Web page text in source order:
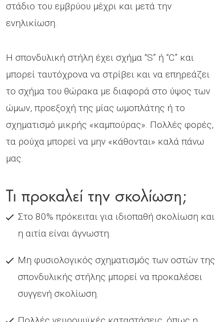
στάδιο του εµβρύου µέχρι και µετά την
ενηλικίωση.
Η σπονδυλική στήλη έχει σχήµα “S” ή “C” και
µπορεί ταυτόχρονα να στρίβει και να επηρεάζει
το σχήµα του θώρακα µε διαφορά στο ύψος των
ώµων, προεξοχή της µίας ωµοπλάτης ή το
σχηµατισµό µικρής «καµπούρας». Πολλές φορές,
τα ρούχα µπορεί να µην «κάθονται» καλά πάνω
µας.
Τι προκαλεί την σκολίωση;
Στο 80% πρόκειται για ιδιοπαθή σκολίωση και
η αιτία είναι άγνωστη.
Μη φυσιολογικός σχηµατισµός των οστών της
σπονδυλικής στήλης µπορεί να προκαλέσει
συγγενή σκολίωση.